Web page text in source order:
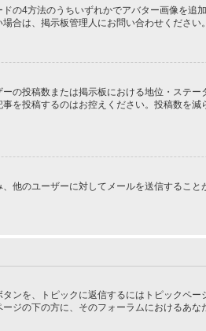
の4方法のうちいずれかでアバター画像を
合は、掲示板管理人にお問い合わせください。
の投稿数または掲示板における地位・ステ
を投稿するのはお控えください。投稿数を
他のユーザーに対してメールを送信するこ
を、トピックに返信するにはトピックペ
ジの下の方に、そのフォーラムにおけるあ